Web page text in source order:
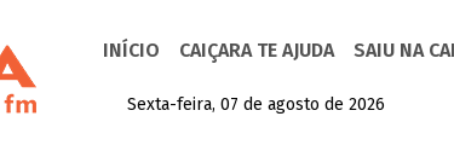
INÍCIO CAIÇARA TE AJUDA SAIU NA
Sexta-feira, 07 de agosto de 2026